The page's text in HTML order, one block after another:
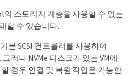
의 스토리지 계층을 사용할 수 없는
할 수 있습니다.
본 SCSI 컨트롤러를 사용하여
러나 NVMe 디스크가 있는 VM에
경우 연결 및 복원 작업은 가능한